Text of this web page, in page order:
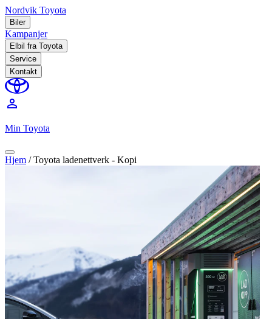
Nordvik Toyota
Biler
Kampanjer
Elbil fra Toyota
Service
Kontakt
perm_identity
Min Toyota
Hjem /Toyota ladenettverk - Kopi